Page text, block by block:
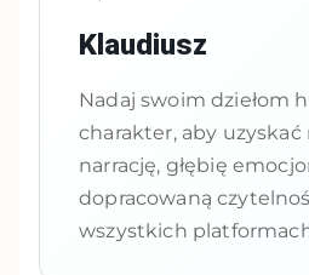
Klaudiusz
Nadaj swoim dziełom
charakter, aby uzyskać
narrację, głębię
dopracowaną
wszystkich